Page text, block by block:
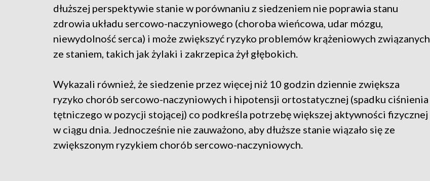
dłuższej perspektywie stanie w porównaniu z siedzeniem nie poprawia stanu
zdrowia układu sercowo-naczyniowego (choroba wieńcowa, udar mózgu,
niewydolność serca) i może zwiększyć ryzyko problemów krążeniowych związanych
ze staniem, takich jak żylaki i zakrzepica żył głębokich.
Wykazali również, że siedzenie przez więcej niż 10 godzin dziennie zwiększa
ryzyko chorób sercowo-naczyniowych i hipotensji ortostatycznej (spadku ciśnienia
tętniczego w pozycji stojącej) co podkreśla potrzebę większej aktywności fizycznej
w ciągu dnia. Jednocześnie nie zauważono, aby dłuższe stanie wiązało się ze
zwiększonym ryzykiem chorób sercowo-naczyniowych.